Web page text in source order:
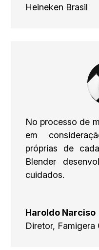
Heineken Brasil
No processo de
em
próprias de
Blender
cuidados.
Haroldo Narciso
Diretor, Famigera